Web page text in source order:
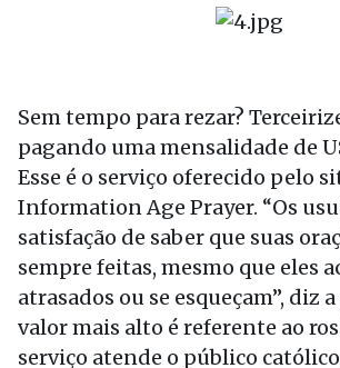
Sem tempo para rezar?
pagando uma mensalidade de
Esse é o serviço oferecido pelo
Information Age Prayer. “Os
satisfação de saber que suas
sempre feitas, mesmo que eles
atrasados ou se esqueçam”, diz
valor mais alto é referente ao
serviço atende o público